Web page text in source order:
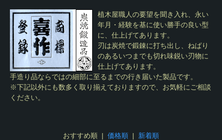
植木屋職人の要望を聞き入れ、永い
年月・経験を基に使い勝手の良い型
に、仕上げてあります。
刃は炭焼で鍛錬に打ち出し、ねばり
のあるいつまでも切れ味鋭い刃物に
仕上げてあります。
手造り品ならではの細部に至るまでの行き届いた製品です。
※下記以外にも数多く取り揃えておりますので、お気軽にご相談
ください。
おすすめ順 | 価格順 | 新着順